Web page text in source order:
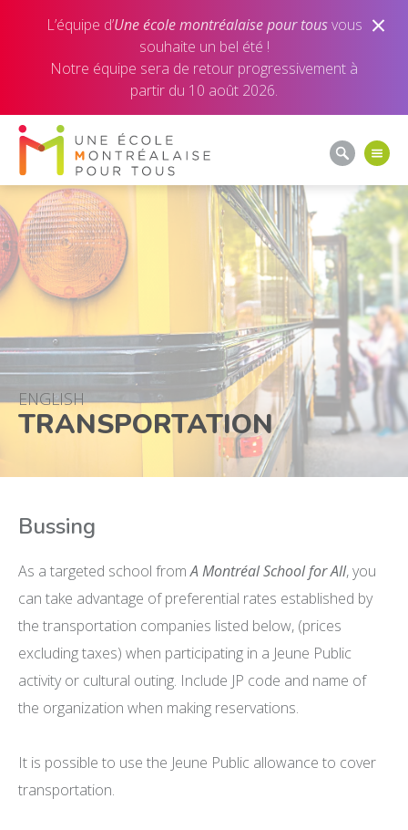
Une école montréalaise pour tous
Une école montréalaise pour tous
L’équipe d’Une école montréalaise pour tousvous
souhaite un bel été !
Notre équipe sera de retour progressivement à
partir du 10 août 2026.
ENGLISH
TRANSPORTATION
Bussing
As a targeted school fromA Montréal School for All, you
can take advantage of preferential rates established by
the transportation companies listed below, (prices
excluding taxes) when participating in a Jeune Public
activity or cultural outing. Include JP code and name of
the organization when making reservations.
It is possible to use the Jeune Public allowance to cover
transportation.